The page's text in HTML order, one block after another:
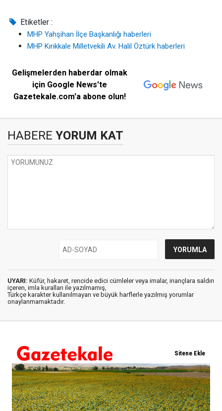
Etiketler :
MHP Yahşihan İlçe Başkanlığı haberleri
MHP Kırıkkale Milletvekili Av. Halil Öztürk haberleri
Gelişmelerden haberdar olmak
için Google News'te
Gazetekale.com'a abone olun!
HABERE YORUM KAT
UYARI: Küfür, hakaret, rencide edici cümleler veya imalar, inançlara saldırı
içeren, imla kuralları ile yazılmamış,
Türkçe karakter kullanılmayan ve büyük harflerle yazılmış yorumlar
onaylanmamaktadır.